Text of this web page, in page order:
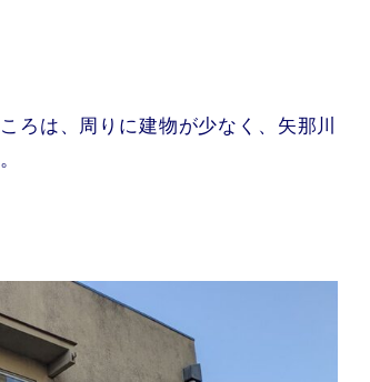
ろは、周りに建物が少なく、矢那川